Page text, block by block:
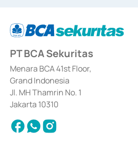
berdasarkan surat keputusan Otoritas Jasa
67/PM.21/2017 tanggal 3 Februari 2017, dan
Sertifikat Deposito di Pasar Uang yang izinnya
dan izin usaha lainnya dari Bank Indonesia
Penerbitan, Transaksi, serta Penatausahaan
Surat Berharga Komersial yang izinnya
PT BCA Sekuritas
Menara BCA 41st Floor,
Grand Indonesia
Jl. MH Thamrin No. 1
Jakarta 10310